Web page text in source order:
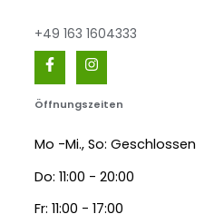
+49 163 1604333
Öffnungszeiten
Mo -Mi., So: Geschlossen
Do: 11:00 - 20:00
Fr: 11:00 - 17:00